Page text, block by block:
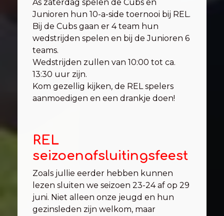
As zaterdag spelen de Cubs en
Junioren hun 10-a-side toernooi bij REL.
Bij de Cubs gaan er 4 team hun
wedstrijden spelen en bij de Junioren 6
teams.
Wedstrijden zullen van 10:00 tot ca.
13:30 uur zijn.
Kom gezellig kijken, de REL spelers
aanmoedigen en een drankje doen!
REL
seizoenafsluitingsfeest
Zoals jullie eerder hebben kunnen
lezen sluiten we seizoen 23-24 af op 29
juni. Niet alleen onze jeugd en hun
gezinsleden zijn welkom, maar